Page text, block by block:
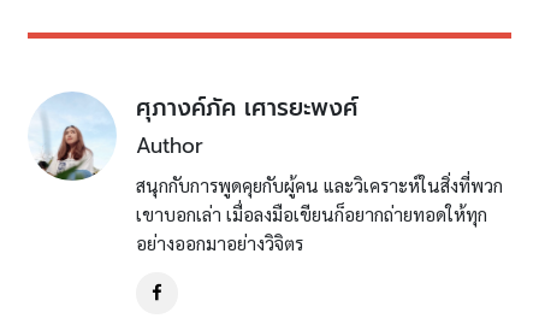
ศุภางค์ภัค เศารยะพงศ์
Author
สนุกกับการพูดคุยกับผู้คน และวิเคราะห์ในสิ่งที่พวก
เขาบอกเล่า เมื่อลงมือเขียนก็อยากถ่ายทอดให้ทุก
อย่างออกมาอย่างวิจิตร